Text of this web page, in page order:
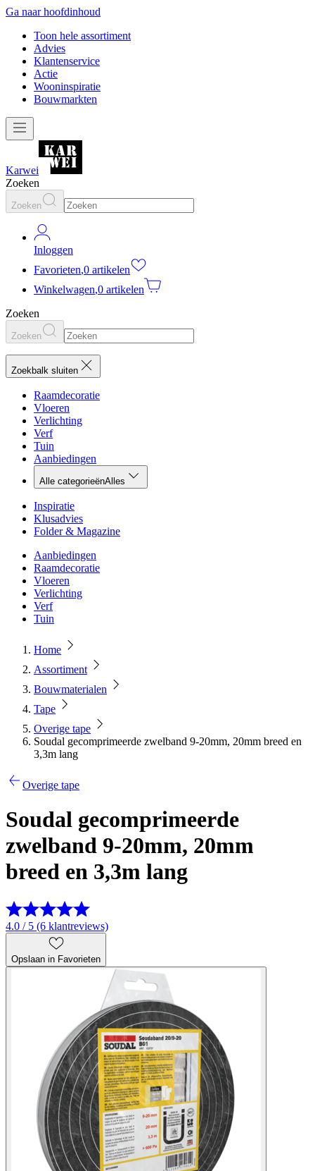
Ga naar hoofdinhoud
Toon hele assortiment
Advies
Klantenservice
Actie
Wooninspiratie
Bouwmarkten
Karwei
Zoeken
Zoeken
Inloggen
Favorieten,0 artikelen
Winkelwagen,0 artikelen
Zoeken
Zoeken
Zoekbalk sluiten
Raamdecoratie
Vloeren
Verlichting
Verf
Tuin
Aanbiedingen
Alle categorieënAlles
Inspiratie
Klusadvies
Folder & Magazine
Aanbiedingen
Raamdecoratie
Vloeren
Verlichting
Verf
Tuin
Home
Assortiment
Bouwmaterialen
Tape
Overige tape
Soudal gecomprimeerde zwelband 9-20mm, 20mm breed en
3,3m lang
Overige tape
Soudal gecomprimeerde
zwelband 9-20mm, 20mm
breed en 3,3m lang
4.0 / 5 (6 klantreviews)
Opslaan in Favorieten